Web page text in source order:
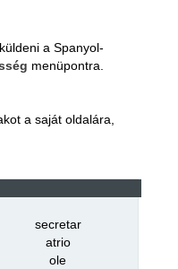
a Spanyol-
menüpontra.
a saját oldalára,
secretar
atrio
ole